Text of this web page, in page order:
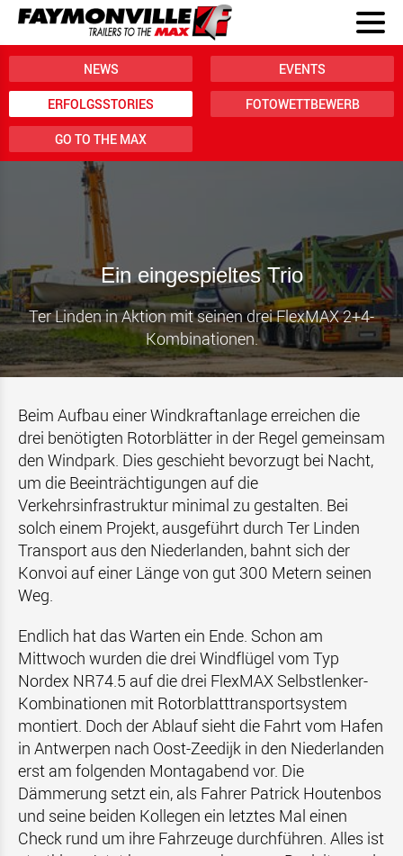
NEWS EVENTS
ERFOLGSSTORIES FOTOWETTBEWERB
GO TO THE MAX
Ein eingespieltes Trio
Ter Linden in Aktion mit seinen drei FlexMAX 2+4-
Kombinationen.
Beim Aufbau einer Windkraftanlage erreichen die
drei benötigten Rotorblätter in der Regel gemeinsam
den Windpark. Dies geschieht bevorzugt bei Nacht,
um die Beeinträchtigungen auf die
Verkehrsinfrastruktur minimal zu gestalten. Bei
solch einem Projekt, ausgeführt durch Ter Linden
Transport aus den Niederlanden, bahnt sich der
Konvoi auf einer Länge von gut 300 Metern seinen
Weg.
Endlich hat das Warten ein Ende. Schon am
Mittwoch wurden die drei Windflügel vom Typ
Nordex NR74.5 auf die drei FlexMAX Selbstlenker-
Kombinationen mit Rotorblatttransportsystem
montiert. Doch der Ablauf sieht die Fahrt vom Hafen
in Antwerpen nach Oost-Zeedijk in den Niederlanden
erst am folgenden Montagabend vor. Die
Dämmerung setzt ein, als Fahrer Patrick Houtenbos
und seine beiden Kollegen ein letztes Mal einen
Check rund um ihre Fahrzeuge durchführen. Alles ist